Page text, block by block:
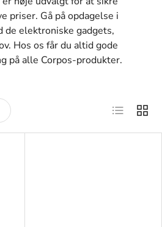
priser. Gå på opdagelse i
de elektroniske gadgets,
Hos os får du altid gode
på alle Corpos-produkter.
Liste Gitter